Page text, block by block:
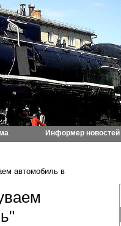
Информер новостей
автомобиль в